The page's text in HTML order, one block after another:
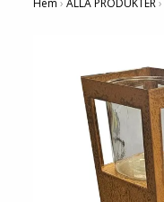
Hem › ALLA PRODUKTER›